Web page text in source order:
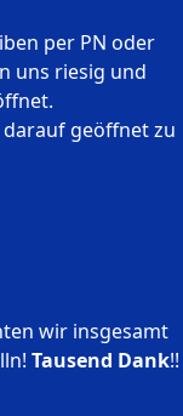
per PN oder
uns riesig und
geöffnet zu
wir insgesamt
Tausend Dank!!